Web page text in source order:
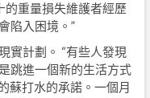
的重量損失維護者經歷
陷入困境。”
實計劃。 “有些人發現
跳進一個新的生活方式
蘇打水的承諾。一個月